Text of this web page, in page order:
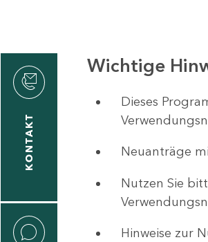
KONTAKT
Wichtige
Dieses
Neuanträge
Nutzen Sie
Hinweise zur